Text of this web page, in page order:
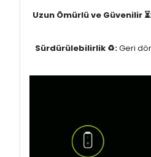
Uzun Ömürlü ve Güvenilir
Sürdürülebilirlik ♻️:Geri